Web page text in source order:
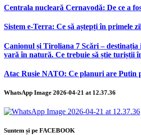
Centrala nucleară Cernavodă: De ce a
Sistem e-Terra: Ce să aștepți în primele
Canionul și Tiroliana 7 Scări – destinația
vară în natură. Ce trebuie să știe turiștii
Atac Rusie NATO: Ce planuri are Putin
WhatsApp Image 2026-04-21 at 12.37.36
Suntem și pe FACEBOOK